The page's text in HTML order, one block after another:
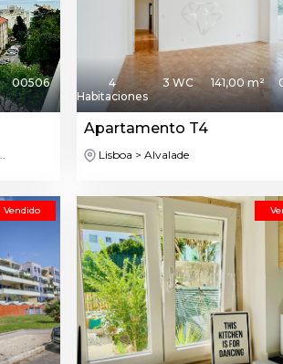
00506
4
Habitaciones
3 WC 141,00 m²
Apartamento T4
Lisboa > Alvalade
Vendido